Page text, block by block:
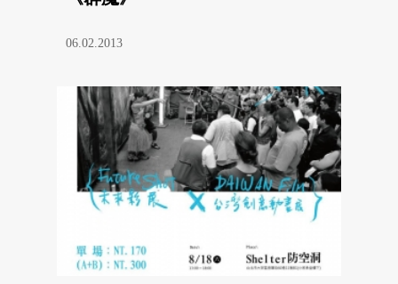
06.02.2013